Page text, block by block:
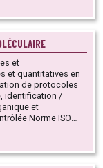
cellulaires
et
ISO